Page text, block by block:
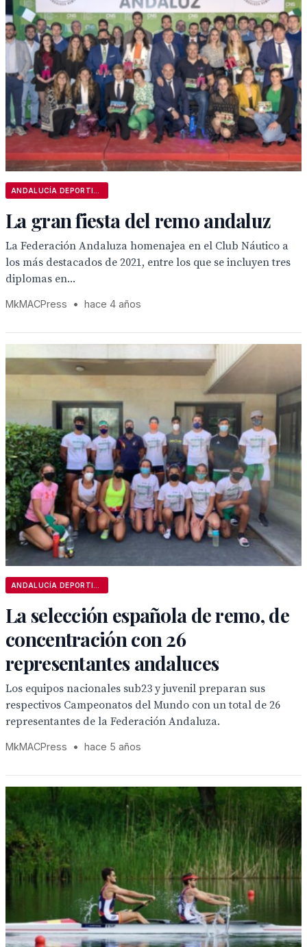
La gran fiesta del remo andaluz
La Federación Andaluza homenajea en el Club Náutico a
los más destacados de 2021, entre los que se incluyen tres
diplomas en...
MkMACPress • hace 4 años
La selección española de remo, de
concentración con 26
representantes andaluces
Los equipos nacionales sub23 y juvenil preparan sus
respectivos Campeonatos del Mundo con un total de 26
representantes de la Federación Andaluza.
MkMACPress • hace 5 años